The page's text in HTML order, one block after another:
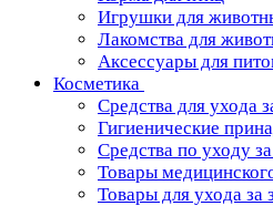
Игрушки для
Лакомства для
Аксессуары для
Косметика
Средства для ухода
Гигиенические
Средства по уходу
Товары
Товары для ухода за